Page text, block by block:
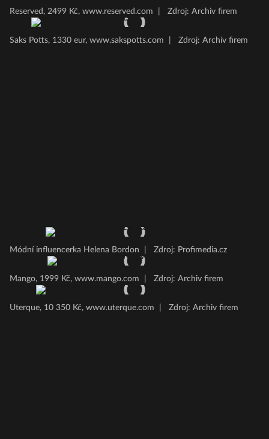
Reserved, 2499 Kč, www.reserved.com Zdroj: Archiv firem
Saks Potts, 1330 eur, www.sakspotts.com Zdroj: Archiv firem
Módní influencerka Helena Bordon Zdroj: Profimedia.cz
Mango, 1999 Kč, www.mango.com Zdroj: Archiv firem
Uterque, 10 350 Kč, www.uterque.com Zdroj: Archiv firem